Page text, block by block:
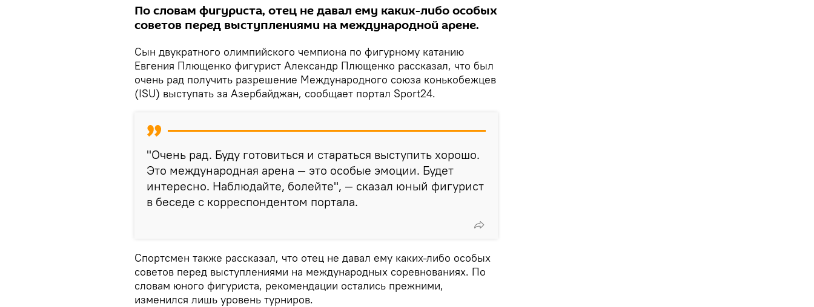
По словам фигуриста, отец не давал ему каких-либо особых
советов перед выступлениями на международной арене.
Сын двукратного олимпийского чемпиона по фигурному катанию
Евгения Плющенко фигурист Александр Плющенко рассказал, что был
очень рад получить разрешение Международного союза конькобежцев
(ISU) выступать за Азербайджан, сообщает портал Sport24.
"Очень рад. Буду готовиться и стараться выступить хорошо.
Это международная арена — это особые эмоции. Будет
интересно. Наблюдайте, болейте'', — сказал юный фигурист
в беседе с корреспондентом портала.
Спортсмен также рассказал, что отец не давал ему каких-либо особых
советов перед выступлениями на международных соревнованиях. По
словам юного фигуриста, рекомендации остались прежними,
изменился лишь уровень турниров.